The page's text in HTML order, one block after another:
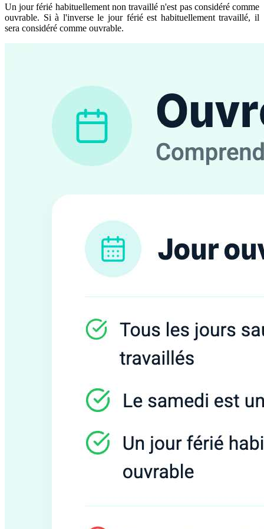
Un jour férié habituellement non travaillé n'est pas considéré comme
ouvrable. Si à l'inverse le jour férié est habituellement travaillé, il
sera considéré comme ouvrable.